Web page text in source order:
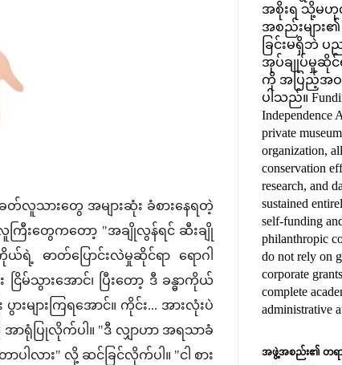
ေတ်လူသားတွေ အများဆုံး ခံစားနေရတဲ့
လူကြီးတွေကတော့ "အချိုလွန်ရင် ဆီးချို
ရဲ့ ဓာတ်ပြောင်းလဲမှုဆိုင်ရာ ရောဂါ
ြိမ်သွားအောင်၊ ပြီးတော့ ဒီ ခန္ဓာကိုယ်
ျားကြရအောင်။ ကိုင်း... အားလုံးပဲ
အာရုံပြုလိုက်ပါ။ "ဒီ လျှာဟာ အရသာခံ
လား" လို့ ဆင်ခြင်လိုက်ပါ။ "ငါ စား
အစိုးရ သို့မဟု
အစည်းများ
ခြင်းမရှိဘဲ ပ
အုပ်ချုပ်မှုဆို
ကို အပြည့်အဝ
ပါသည်။
Independence
private
organization,
conservation
research, and
sustained
self-funding
philanthropic
do not rely on
corporate
complete
administrative
အဖွဲ့အစည်း၏ တရာ